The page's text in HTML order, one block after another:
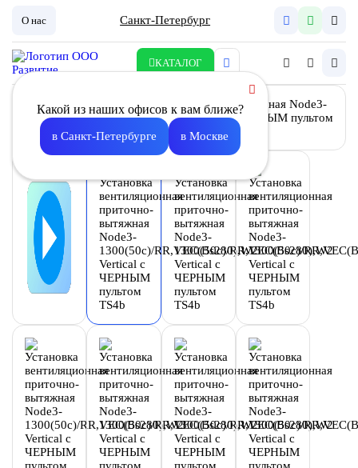
О нас Санкт-Петербург
КАТАЛОГ
Какой из наших офисов к вам ближе?
в Санкт-Петербурге в Москве